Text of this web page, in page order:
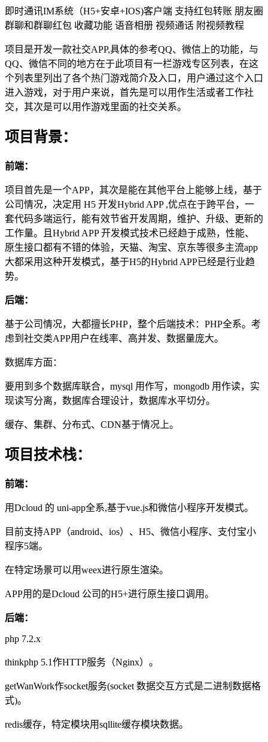
即时通讯IM系统（H5+安卓+IOS)客户端 支持红包转账 朋友圈
群聊和群聊红包 收藏功能 语音相册 视频通话 附视频教程
项目是开发一款社交APP,具体的参考QQ、微信上的功能，与
QQ、微信不同的地方在于此项目有一栏游戏专区列表，在这
个列表里列出了各个热门游戏简介及入口，用户通过这个入口
进入游戏，对于用户来说，首先是可以用作生活或者工作社
交，其次是可以用作游戏里面的社交关系。
项目背景：
前端：
项目首先是一个APP，其次是能在其他平台上能够上线，基于
公司情况，决定用 H5 开发Hybrid APP ,优点在于跨平台，一
套代码多端运行，能有效节省开发周期，维护、升级、更新的
工作量。且Hybrid APP 开发模式技术已经趋于成熟，性能、
原生接口都有不错的体验，天猫、淘宝、京东等很多主流app
大都采用这种开发模式，基于H5的Hybrid APP已经是行业趋
势。
后端：
基于公司情况，大都擅长PHP，整个后端技术：PHP全系。考
虑到社交类APP用户在线率、高并发、数据量庞大。
数据库方面：
要用到多个数据库联合，mysql 用作写，mongodb 用作读，实
现读写分离，数据库合理设计，数据库水平切分。
缓存、集群、分布式、CDN基于情况上。
项目技术栈：
前端：
用Dcloud 的 uni-app全系,基于vue.js和微信小程序开发模式。
目前支持APP（android、ios）、H5、微信小程序、支付宝小
程序5端。
在特定场景可以用weex进行原生渲染。
APP用的是Dcloud 公司的H5+进行原生接口调用。
后端：
php 7.2.x
thinkphp 5.1作HTTP服务（Nginx）。
getWanWork作socket服务(socket 数据交互方式是二进制数据格
式)。
redis缓存，特定模块用sqllite缓存模块数据。